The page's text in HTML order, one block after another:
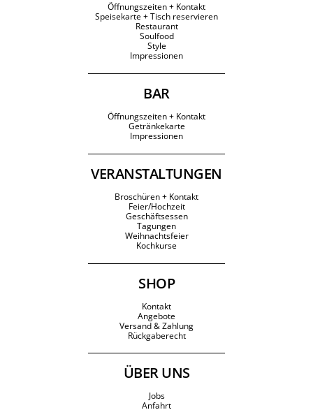
Öffnungszeiten + Kontakt
Speisekarte + Tisch reservieren
Restaurant
Soulfood
Style
Impressionen
BAR
Öffnungszeiten + Kontakt
Getränkekarte
Impressionen
VERANSTALTUNGEN
Broschüren + Kontakt
Feier/Hochzeit
Geschäftsessen
Tagungen
Weihnachtsfeier
Kochkurse
SHOP
Kontakt
Angebote
Versand & Zahlung
Rückgaberecht
ÜBER UNS
Jobs
Anfahrt